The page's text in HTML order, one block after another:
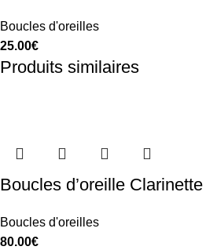
Boucles d'oreilles
25.00€
Produits similaires
Boucles d’oreille Clarinette
Boucles d'oreilles
80.00€